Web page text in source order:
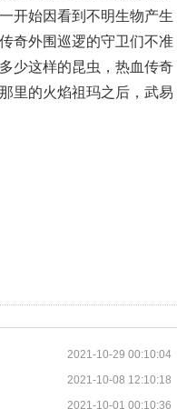
开始因看到不明生物产生
奇外围巡逻的守卫们不准
少这样的昆虫，热血传奇
里的火焰祖玛之后，武易
2021-10-29 00:10:04
2021-10-08 12:10:18
2021-10-01 00:10:36